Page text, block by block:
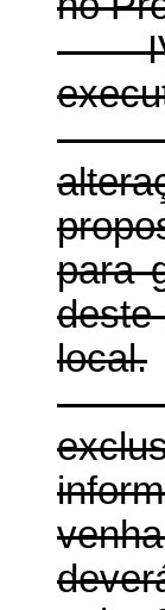
IV -
§
para
deste
local.
§